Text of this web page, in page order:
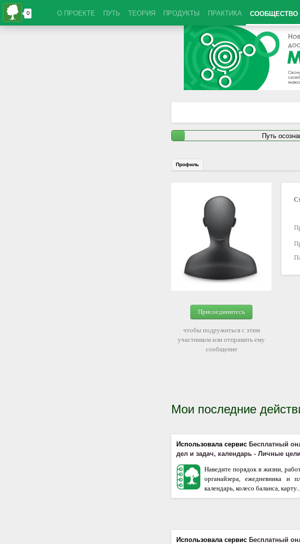
О ПРОЕКТЕ ПУТЬ ТЕОРИЯ ПРОДУКТЫ ПРАКТИКА СООБЩЕСТВО
Путь
Профиль
Присоединитесь
чтобы подружиться с этим
участником или отправить ему
сообщение
Мои последние
Использовала сервис Бесплатный
дел и задач, календарь - Личные цели
Наведите порядок в жизни,
органайзера, ежедневника и
календарь, колесо баланса,
Использовала сервис Бесплатный